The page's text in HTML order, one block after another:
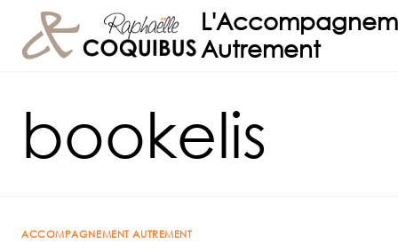
contenu
Autrement
bookelis
ACCOMPAGNEMENT AUTREMENT